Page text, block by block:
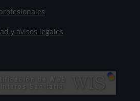
y avisos legales